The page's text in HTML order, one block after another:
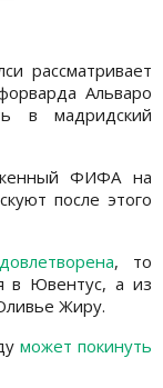
рассматривает
Альваро
в мадридский
ФИФА на
после этого
, то
в Ювентус, а из
Жиру.
может покинуть